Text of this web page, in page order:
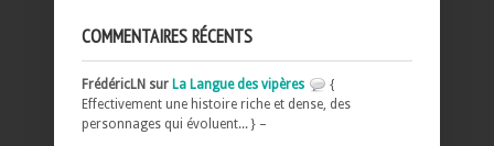
COMMENTAIRES RÉCENTS
FrédéricLN sur La Langue des vipères
{
Effectivement une histoire riche et dense, des
personnages qui évoluent... } –